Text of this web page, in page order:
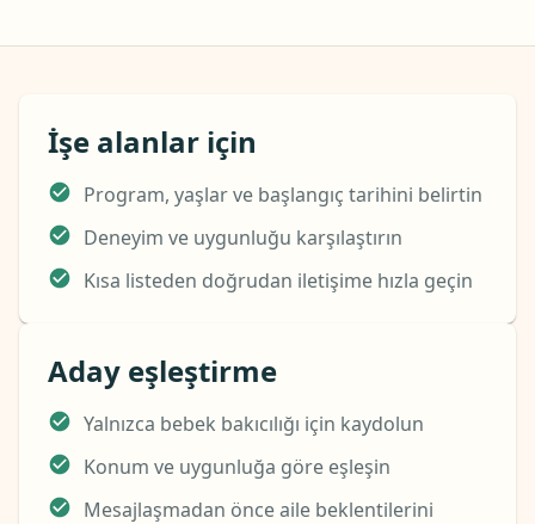
İşe alanlar için
Program, yaşlar ve başlangıç tarihini belirtin
Deneyim ve uygunluğu karşılaştırın
Kısa listeden doğrudan iletişime hızla geçin
Aday eşleştirme
Yalnızca bebek bakıcılığı için kaydolun
Konum ve uygunluğa göre eşleşin
Mesajlaşmadan önce aile beklentilerini